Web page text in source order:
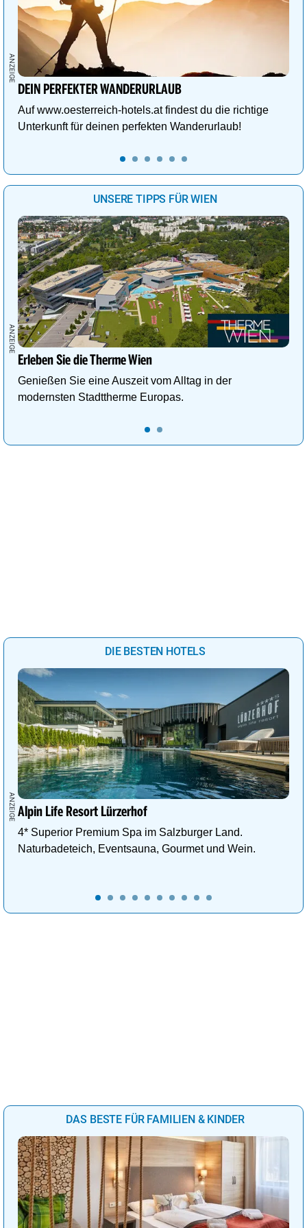
DEIN PERFEKTER WANDERURLAUB
Auf www.oesterreich-hotels.at findest du die richtige
Unterkunft für deinen perfekten Wanderurlaub!
UNSERE TIPPS FÜR WIEN
Erleben Sie die Therme Wien
Genießen Sie eine Auszeit vom Alltag in der
modernsten Stadttherme Europas.
DIE BESTEN HOTELS
Alpin Life Resort Lürzerhof
4* Superior Premium Spa im Salzburger Land.
Naturbadeteich, Eventsauna, Gourmet und Wein.
DAS BESTE FÜR FAMILIEN & KINDER